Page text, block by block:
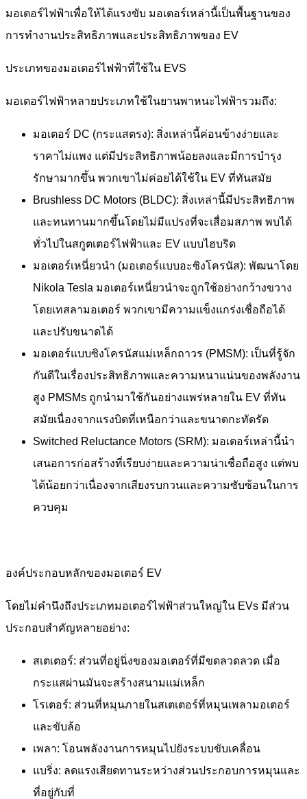
มอเตอร์ไฟฟ้าเพื่อให้ได้แรงขับ มอเตอร์เหล่านี้เป็นพื้นฐานของ
การทำงานประสิทธิภาพและประสิทธิภาพของ EV
ประเภทของมอเตอร์ไฟฟ้าที่ใช้ใน EVS
มอเตอร์ไฟฟ้าหลายประเภทใช้ในยานพาหนะไฟฟ้ารวมถึง:
มอเตอร์ DC (กระแสตรง): สิ่งเหล่านี้ค่อนข้างง่ายและ
ราคาไม่แพง แต่มีประสิทธิภาพน้อยลงและมีการบำรุง
รักษามากขึ้น พวกเขาไม่ค่อยได้ใช้ใน EV ที่ทันสมัย
Brushless DC Motors (BLDC): สิ่งเหล่านี้มีประสิทธิภาพ
และทนทานมากขึ้นโดยไม่มีแปรงที่จะเสื่อมสภาพ พบได้
ทั่วไปในสกูตเตอร์ไฟฟ้าและ EV แบบไฮบริด
มอเตอร์เหนี่ยวนำ (มอเตอร์แบบอะซิงโครนัส): พัฒนาโดย
Nikola Tesla มอเตอร์เหนี่ยวนำจะถูกใช้อย่างกว้างขวาง
โดยเทสลามอเตอร์ พวกเขามีความแข็งแกร่งเชื่อถือได้
และปรับขนาดได้
มอเตอร์แบบซิงโครนัสแม่เหล็กถาวร (PMSM): เป็นที่รู้จัก
กันดีในเรื่องประสิทธิภาพและความหนาแน่นของพลังงาน
สูง PMSMs ถูกนำมาใช้กันอย่างแพร่หลายใน EV ที่ทัน
สมัยเนื่องจากแรงบิดที่เหนือกว่าและขนาดกะทัดรัด
Switched Reluctance Motors (SRM): มอเตอร์เหล่านี้นำ
เสนอการก่อสร้างที่เรียบง่ายและความน่าเชื่อถือสูง แต่พบ
ได้น้อยกว่าเนื่องจากเสียงรบกวนและความซับซ้อนในการ
ควบคุม
องค์ประกอบหลักของมอเตอร์ EV
โดยไม่คำนึงถึงประเภทมอเตอร์ไฟฟ้าส่วนใหญ่ใน EVs มีส่วน
ประกอบสำคัญหลายอย่าง:
สเตเตอร์: ส่วนที่อยู่นิ่งของมอเตอร์ที่มีขดลวดลวด เมื่อ
กระแสผ่านมันจะสร้างสนามแม่เหล็ก
โรเตอร์: ส่วนที่หมุนภายในสเตเตอร์ที่หมุนเพลามอเตอร์
และขับล้อ
เพลา: โอนพลังงานการหมุนไปยังระบบขับเคลื่อน
แบริ่ง: ลดแรงเสียดทานระหว่างส่วนประกอบการหมุนและ
ที่อยู่กับที่